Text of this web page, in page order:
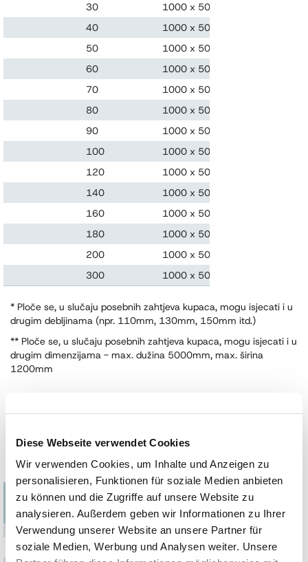
Diese Webseite verwendet Cookies
Wir verwenden Cookies, um Inhalte und Anzeigen zu
personalisieren, Funktionen für soziale Medien anbieten
zu können und die Zugriffe auf unsere Website zu
analysieren. Außerdem geben wir Informationen zu Ihrer
Verwendung unserer Website an unsere Partner für
soziale Medien, Werbung und Analysen weiter. Unsere
30
1000 x 500
40
1000 x 500
50
1000 x 500
60
1000 x 500
70
1000 x 500
80
1000 x 500
90
1000 x 500
100
1000 x 500
120
1000 x 500
140
1000 x 500
160
1000 x 500
180
1000 x 500
200
1000 x 500
300
1000 x 500
* Ploče se, u slučaju posebnih zahtjeva kupaca, mogu isjecati i u
drugim debljinama (npr. 110mm, 130mm, 150mm itd.)
** Ploče se, u slučaju posebnih zahtjeva kupaca, mogu isjecati i u
drugim dimenzijama - max. dužina 5000mm, max. širina
1200mm
PLUS sa falcovanim ivicama
debljina * [mm] dimenzije ** [mm]broj ploča u
paketu
40
1000 x 500
12
50
1000 x 500 10